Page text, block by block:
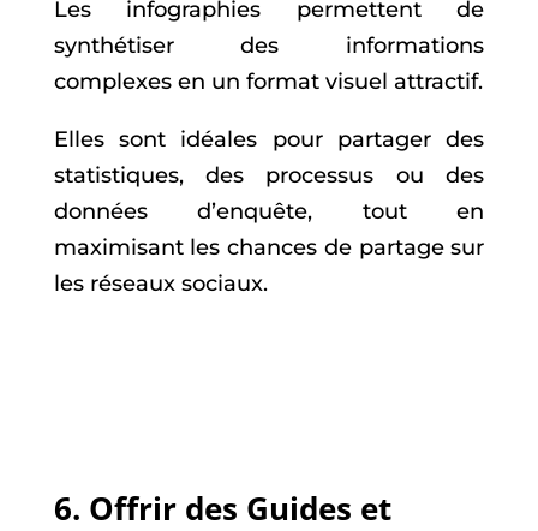
Les infographies permettent de
synthétiser des informations
complexes en un format visuel attractif.
Elles sont idéales pour partager des
statistiques, des processus ou des
données d’enquête, tout en
maximisant les chances de partage sur
les réseaux sociaux.
6. Offrir des Guides et